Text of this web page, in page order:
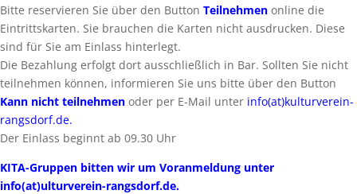
Bitte reservieren Sie über den Button Teilnehmen online die
Eintrittskarten. Sie brauchen die Karten nicht ausdrucken. Diese
sind für Sie am Einlass hinterlegt.
Die Bezahlung erfolgt dort ausschließlich in Bar. Sollten Sie nicht
teilnehmen können, informieren Sie uns bitte über den Button
Kann nicht teilnehmen oder per E-Mail unter info(at)kulturverein-
rangsdorf.de.
Der Einlass beginnt ab 09.30 Uhr
KITA-Gruppen bitten wir um Voranmeldung unter
info(at)ulturverein-rangsdorf.de.